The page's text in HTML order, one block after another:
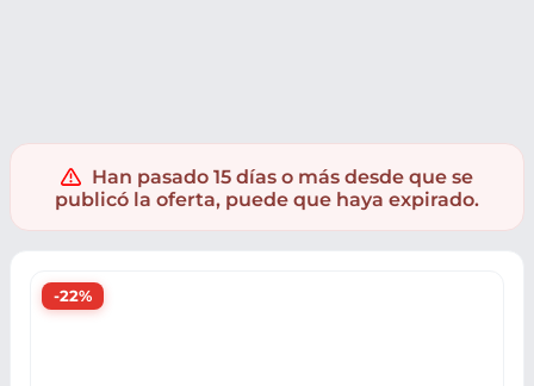
Han pasado 15 días o más desde que se
publicó la oferta, puede que haya expirado.
-22%